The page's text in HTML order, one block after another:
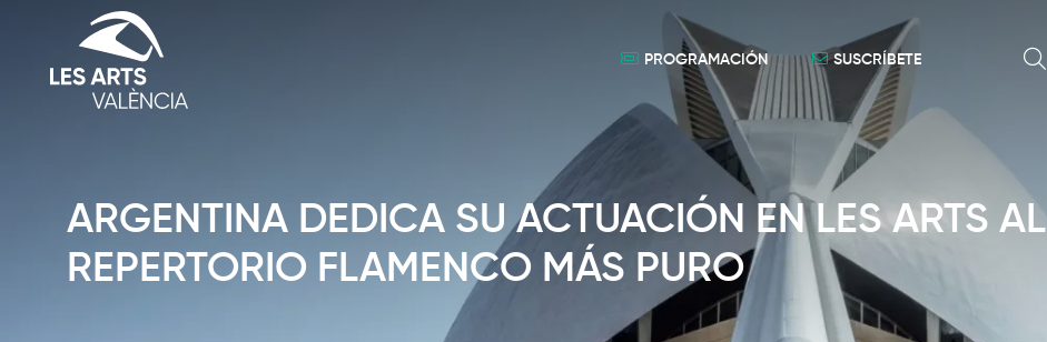
SUSCRÍBETE
PROGRAMACIÓN
ARGENTINA DEDICA SU ACTUACIÓN EN LES ARTS AL
REPERTORIO FLAMENCO MÁS PURO